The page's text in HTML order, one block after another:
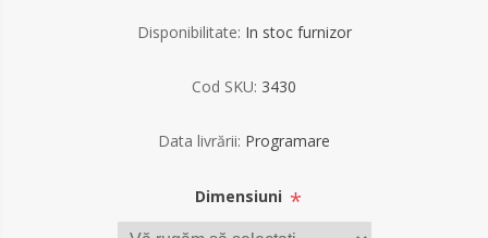
Disponibilitate: In stoc furnizor
Cod SKU: 3430
Data livrării: Programare
Dimensiuni *